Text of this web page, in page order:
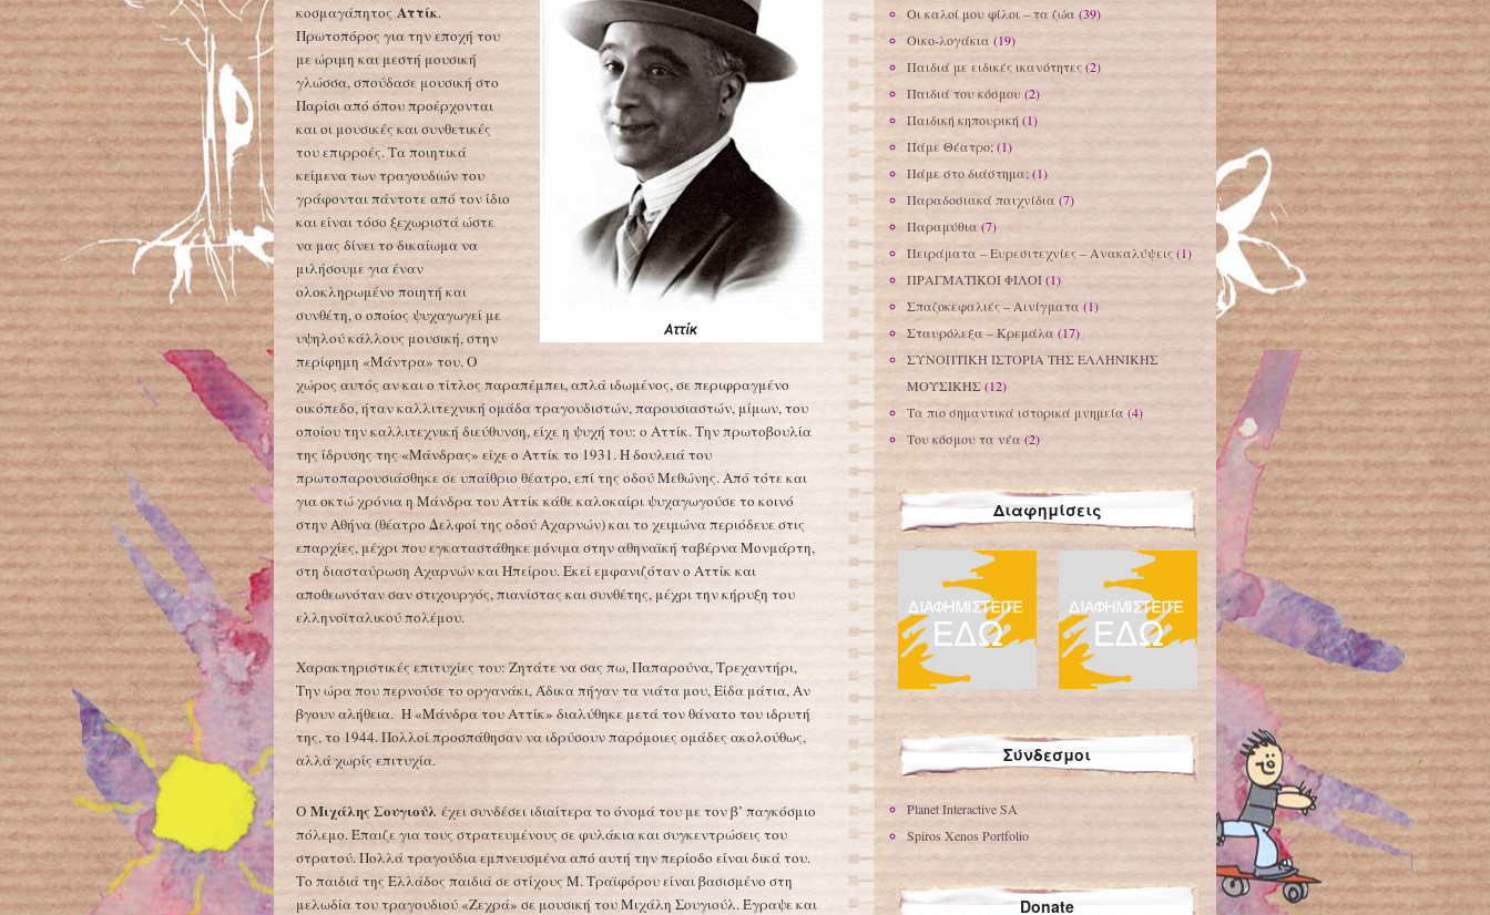
κοσμαγάπητος Αττίκ.
Πρωτοπόρος για την εποχή του
με ώριμη και μεστή μουσική
γλώσσα, σπούδασε μουσική στο
Παρίσι από όπου προέρχονται
και οι μουσικές και συνθετικές
του επιρροές. Τα ποιητικά
κείμενα των τραγουδιών του
γράφονται πάντοτε από τον ίδιο
και είναι τόσο ξεχωριστά ώστε
να μας δίνει το δικαίωμα να
μιλήσουμε για έναν
ολοκληρωμένο ποιητή και
συνθέτη, ο οποίος ψυχαγωγεί με
υψηλού κάλλους μουσική, στην
περίφημη «Μάντρα» του. Ο
χώρος αυτός αν και ο τίτλος παραπέμπει, απλά ιδωμένος, σε περιφραγμένο
οικόπεδο, ήταν καλλιτεχνική ομάδα τραγουδιστών, παρουσιαστών, μίμων, του
οποίου την καλλιτεχνική διεύθυνση, είχε η ψυχή του: ο Αττίκ. Την πρωτοβουλία
της ίδρυσης της «Μάνδρας» είχε ο Αττίκ το 1931. Η δουλειά του
πρωτοπαρουσιάσθηκε σε υπαίθριο θέατρο, επί της οδού Μεθώνης. Από τότε και
για οκτώ χρόνια η Μάνδρα του Αττίκ κάθε καλοκαίρι ψυχαγωγούσε το κοινό
στην Αθήνα (θέατρο Δελφοί της οδού Αχαρνών) και το χειμώνα περιόδευε στις
επαρχίες, μέχρι που εγκαταστάθηκε μόνιμα στην αθηναϊκή ταβέρνα Μονμάρτη,
στη διασταύρωση Αχαρνών και Ηπείρου. Εκεί εμφανιζόταν ο Αττίκ και
αποθεωνόταν σαν στιχουργός, πιανίστας και συνθέτης, μέχρι την κήρυξη του
ελληνοϊταλικού πολέμου.
Χαρακτηριστικές επιτυχίες του: Ζητάτε να σας πω, Παπαρούνα, Τρεχαντήρι,
Την ώρα που περνούσε το οργανάκι, Άδικα πήγαν τα νιάτα μου, Είδα μάτια, Αν
βγουν αλήθεια. Η «Μάνδρα του Αττίκ» διαλύθηκε μετά τον θάνατο του ιδρυτή
της, το 1944. Πολλοί προσπάθησαν να ιδρύσουν παρόμοιες ομάδες ακολούθως,
αλλά χωρίς επιτυχία.
Ο Μιχάλης Σουγιούλ έχει συνδέσει ιδιαίτερα το όνομά του με τον β’ παγκόσμιο
πόλεμο. Έπαιζε για τους στρατευμένους σε φυλάκια και συγκεντρώσεις του
στρατού. Πολλά τραγούδια εμπνευσμένα από αυτή την περίοδο είναι δικά του.
Το παιδιά της Ελλάδος παιδιά σε στίχους Μ. Τραϊφόρου είναι βασισμένο στη
μελωδία του τραγουδιού «Ζεχρά» σε μουσική του Μιχάλη Σουγιούλ. Έγραψε και
Οι καλοί μου φίλοι – τα ζώα (39)
Οικο-λογάκια (19)
Παιδιά με ειδικές ικανότητες(2)
Παιδιά του κόσμου(2)
Παιδική κηπουρική (1)
Πάμε Θέατρο;(1)
Πάμε στο διάστημα;(1)
Παραδοσιακά παιχνίδια (7)
Παραμύθια (7)
Πειράματα – Ευρεσιτεχνίες – Ανακαλύψεις(1)
ΠΡΑΓΜΑΤΙΚΟΙ ΦΙΛΟΙ(1)
Σπαζοκεφαλιές – Αινίγματα (1)
Σταυρόλεξα – Κρεμάλα (17)
ΣΥΝΟΠΤΙΚΗ ΙΣΤΟΡΙΑ ΤΗΣ ΕΛΛΗΝΙΚΗΣ
ΜΟΥΣΙΚΗΣ(12)
Τα πιο σημαντικά ιστορικά μνημεία (4)
Του κόσμου τα νέα (2)
Διαφημίσεις
Σύνδεσμοι
Planet Interactive SA
Spiros Xenos Portfolio
Donate